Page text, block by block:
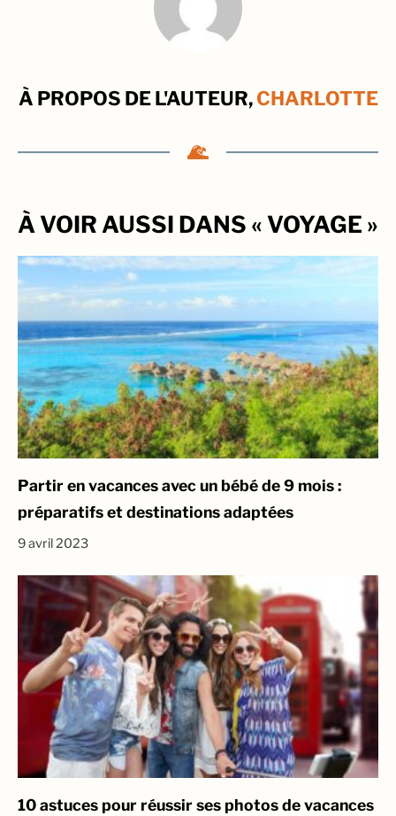
À PROPOS DE L'AUTEUR,CHARLOTTE
À VOIR AUSSI DANS « VOYAGE »
Partir en vacances avec un bébé de 9 mois :
préparatifs et destinations adaptées
9 avril 2023
10 astuces pour réussir ses photos de vacances